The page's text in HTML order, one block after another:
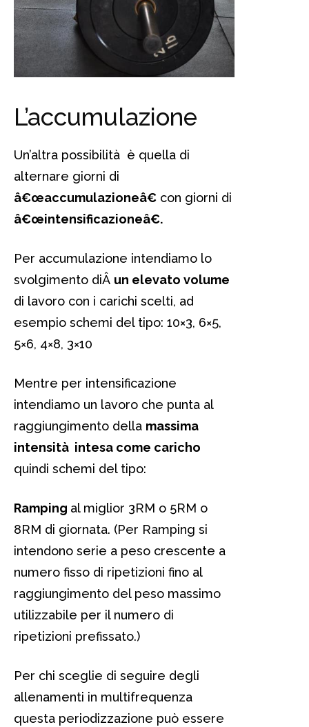
L’accumulazione
Un’altra possibilità è quella di
alternare giorni di
â€œaccumulazioneâ€ con giorni di
â€œintensificazioneâ€.
Per accumulazione intendiamo lo
svolgimento diÂ un elevato volume
di lavoro con i carichi scelti, ad
esempio schemi del tipo: 10×3, 6×5,
5×6, 4×8, 3×10
Mentre per intensificazione
intendiamo un lavoro che punta al
raggiungimento della massima
intensità intesa come caricho
quindi schemi del tipo:
Ramping al miglior 3RM o 5RM o
8RM di giornata. (Per Ramping si
intendono serie a peso crescente a
numero fisso di ripetizioni fino al
raggiungimento del peso massimo
utilizzabile per il numero di
ripetizioni prefissato.)
Per chi sceglie di seguire degli
allenamenti in multifrequenza
questa periodizzazione può essere